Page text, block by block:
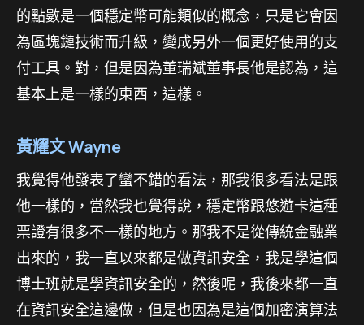
的點數是一個穩定幣可能類似的概念，只是它會因
為區塊鏈技術而升級，變成另外一個更好使用的支
付工具。對，但是因為董瑞斌董事長他是認為，這
基本上是一樣的東西，這樣。
黃耀文 Wayne
我覺得他發表了蠻不錯的看法，那我很多看法是跟
他一樣的，當然我也覺得說，穩定幣跟悠遊卡這種
票證有很多不一樣的地方。那我不是從傳統金融業
出來的，我一直以來都是做資訊安全，我是學這個
博士班就是學資訊安全的，然後呢，我後來都一直
在資訊安全這邊做，但是也因為是這個加密演算法